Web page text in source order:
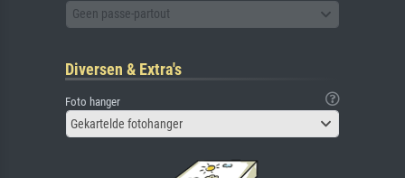
Geen passe-partout
Diversen & Extra's
Foto hanger
Gekartelde fotohanger